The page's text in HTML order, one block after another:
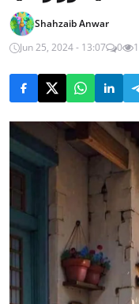
Shahzaib Anwar
Jun 25, 2024 - 13:07
0